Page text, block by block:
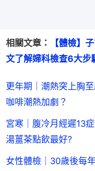
相關文章：
【體檢】
文了解婦科檢查6大步
更年期｜潮熱突上胸
咖啡潮熱加劇？
宮寒｜腹冷月經遲13
湯薑茶點飲最好?
女性體檢｜30歲後每